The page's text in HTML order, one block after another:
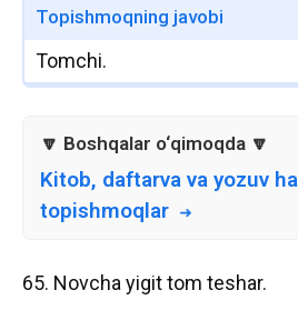
Topishmoqning javobi
Tomchi.
Kitob, daftarva va yozuv
topishmoqlar
65. Novcha yigit tom teshar.